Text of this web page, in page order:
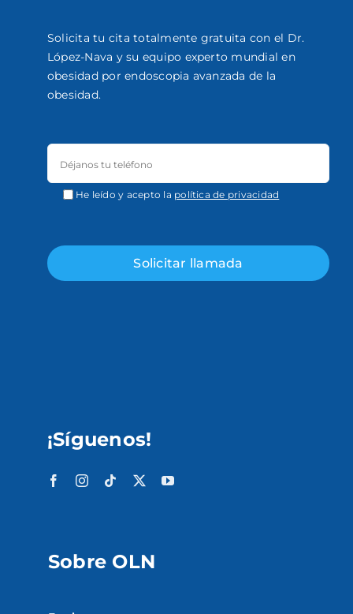
Solicita tu cita totalmente gratuita con el Dr.
López-Nava y su equipo experto mundial en
obesidad por endoscopia avanzada de la
obesidad.
He leído y acepto la política de privacidad
¡Síguenos!
Sobre OLN